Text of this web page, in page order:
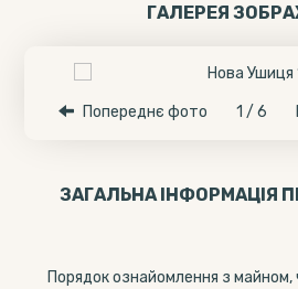
ГАЛЕРЕЯ
Попереднє фото 1 / 6
ЗАГАЛЬНА ІНФОРМАЦІЯ
Порядок ознайомлення з майном,